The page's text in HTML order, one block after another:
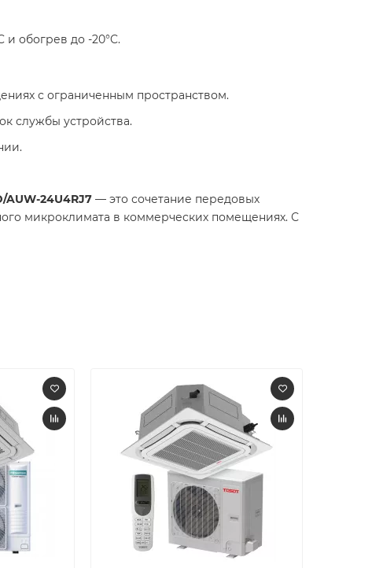
обогрев до -20°C.
с ограниченным пространством.
службы устройства.
AUW-24U4RJ7 — это сочетание передовых
микроклимата в коммерческих помещениях. С